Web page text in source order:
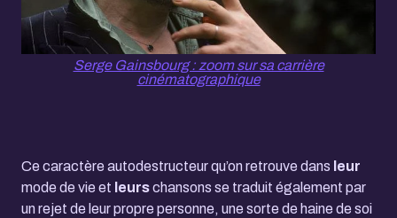
Serge Gainsbourg : zoom sur sa carrière
cinématographique
Ce caractère autodestructeur qu’on retrouve dans leur
mode de vie et leurschansons se traduit également par
un rejet de leur propre personne, une sorte de haine de soi